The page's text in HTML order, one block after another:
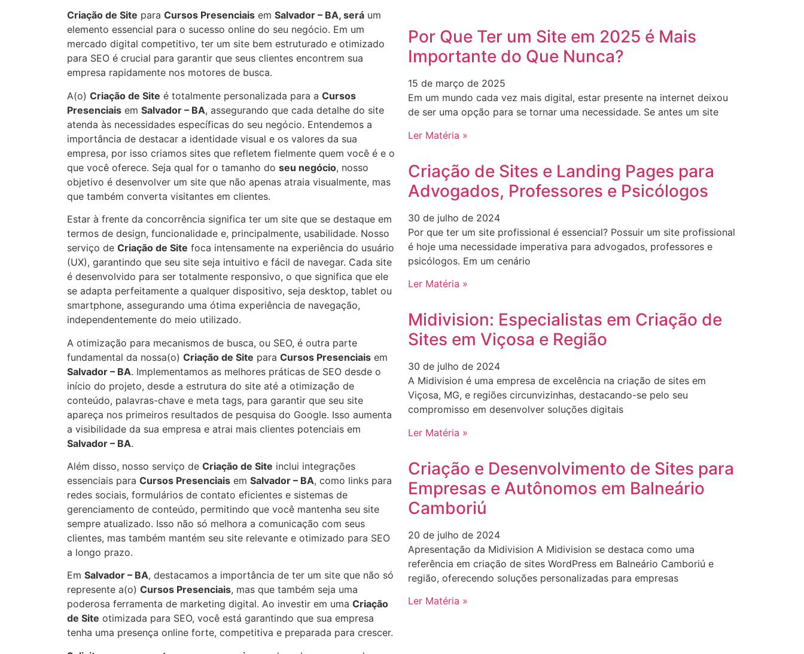
Criação de Site para Cursos Presenciais em Salvador – BA, será um
elemento essencial para o sucesso online do seu negócio. Em um
mercado digital competitivo, ter um site bem estruturado e otimizado
para SEO é crucial para garantir que seus clientes encontrem sua
empresa rapidamente nos motores de busca.
A(o) Criação de Site é totalmente personalizada para a Cursos
Presenciais em Salvador – BA, assegurando que cada detalhe do site
atenda às necessidades específicas do seu negócio. Entendemos a
importância de destacar a identidade visual e os valores da sua
empresa, por isso criamos sites que refletem fielmente quem você é e o
que você oferece. Seja qual for o tamanho do seu negócio, nosso
objetivo é desenvolver um site que não apenas atraia visualmente, mas
que também converta visitantes em clientes.
Estar à frente da concorrência significa ter um site que se destaque em
termos de design, funcionalidade e, principalmente, usabilidade. Nosso
serviço de Criação de Site foca intensamente na experiência do usuário
(UX), garantindo que seu site seja intuitivo e fácil de navegar. Cada site
é desenvolvido para ser totalmente responsivo, o que significa que ele
se adapta perfeitamente a qualquer dispositivo, seja desktop, tablet ou
smartphone, assegurando uma ótima experiência de navegação,
independentemente do meio utilizado.
A otimização para mecanismos de busca, ou SEO, é outra parte
fundamental da nossa(o) Criação de Site para Cursos Presenciais em
Salvador – BA. Implementamos as melhores práticas de SEO desde o
início do projeto, desde a estrutura do site até a otimização de
conteúdo, palavras-chave e meta tags, para garantir que seu site
apareça nos primeiros resultados de pesquisa do Google. Isso aumenta
a visibilidade da sua empresa e atrai mais clientes potenciais em
Salvador – BA.
Além disso, nosso serviço de Criação de Site inclui integrações
essenciais para Cursos Presenciais em Salvador – BA, como links para
redes sociais, formulários de contato eficientes e sistemas de
gerenciamento de conteúdo, permitindo que você mantenha seu site
sempre atualizado. Isso não só melhora a comunicação com seus
clientes, mas também mantém seu site relevante e otimizado para SEO
a longo prazo.
Em Salvador – BA, destacamos a importância de ter um site que não só
represente a(o) Cursos Presenciais, mas que também seja uma
poderosa ferramenta de marketing digital. Ao investir em uma Criação
de Site otimizada para SEO, você está garantindo que sua empresa
tenha uma presença online forte, competitiva e preparada para crescer.
Por Que Ter um Site em 2025 é Mais
Importante do Que Nunca?
15 de março de 2025
Em um mundo cada vez mais digital, estar presente na internet deixou
de ser uma opção para se tornar uma necessidade. Se antes um site
Ler Matéria »
Criação de Sites e Landing Pages para
Advogados, Professores e Psicólogos
30 de julho de 2024
Por que ter um site profissional é essencial? Possuir um site profissional
é hoje uma necessidade imperativa para advogados, professores e
psicólogos. Em um cenário
Ler Matéria »
Midivision: Especialistas em Criação de
Sites em Viçosa e Região
30 de julho de 2024
A Midivision é uma empresa de excelência na criação de sites em
Viçosa, MG, e regiões circunvizinhas, destacando-se pelo seu
compromisso em desenvolver soluções digitais
Ler Matéria »
Criação e Desenvolvimento de Sites para
Empresas e Autônomos em Balneário
Camboriú
20 de julho de 2024
Apresentação da Midivision A Midivision se destaca como uma
referência em criação de sites WordPress em Balneário Camboriú e
região, oferecendo soluções personalizadas para empresas
Ler Matéria »